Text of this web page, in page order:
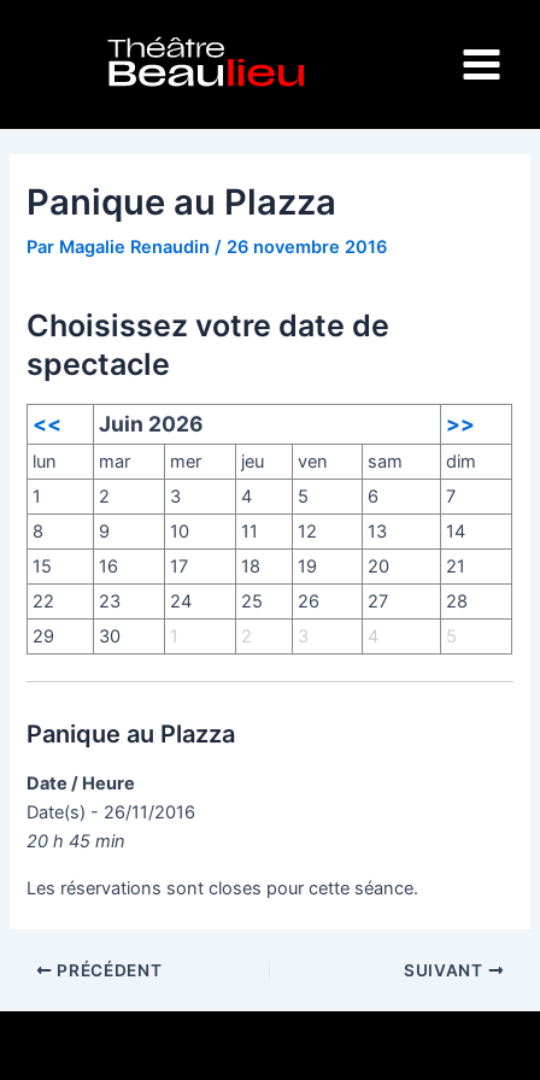
Menu
Panique au Plazza
Par Magalie Renaudin/ 26 novembre 2016
Choisissez votre date de
spectacle
<< Juin 2026 >>
lun mar mer jeu ven sam
dim
1
2 3 4 5 6
7
8
9 10 11 12 13
14
15
16 17 18 19 20
21
22
23 24 25 26 27
28
29
30 1 2 3 4 5
Panique au Plazza
Date / Heure
Date(s) - 26/11/2016
20 h 45 min
Les réservations sont closes pour cette séance.
PRÉCÉDENT SUIVANT